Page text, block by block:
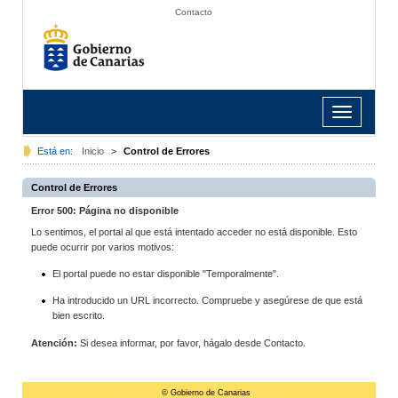
Contacto
Toggle
navigation
Está en: Inicio > Control de Errores
Control de Errores
Error 500: Página no disponible
Lo sentimos, el portal al que está intentado acceder no está disponible. Esto
puede ocurrir por varios motivos:
El portal puede no estar disponible "Temporalmente".
Ha introducido un URL incorrecto. Compruebe y asegúrese de que está
bien escrito.
Atención: Si desea informar, por favor, hágalo desde Contacto.
© Gobierno de Canarias